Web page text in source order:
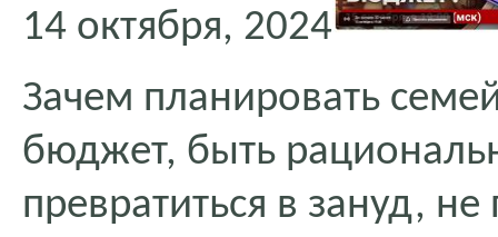
14 октября, 2024
Зачем планировать
бюджет, быть
превратиться в зануд,